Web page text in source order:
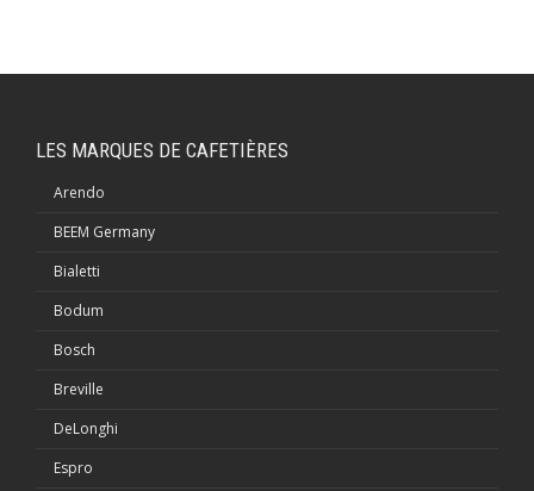
LES MARQUES DE CAFETIÈRES
Arendo
BEEM Germany
Bialetti
Bodum
Bosch
Breville
DeLonghi
Espro